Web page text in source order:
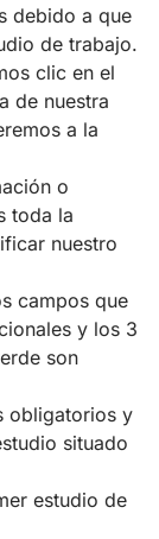
debido a que
de trabajo.
clic en el
de nuestra
a la
o
toda la
nuestro
campos que
y los 3
son
obligatorios y
situado
estudio de